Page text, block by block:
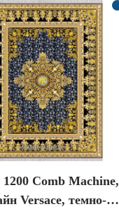
1200 Comb Machine,
Versace, темно-